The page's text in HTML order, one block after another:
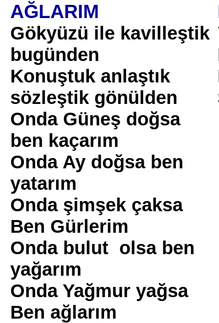
AĞLARIM
Gökyüzü ile kavilleştik
bugünden
Konuştuk anlaştık
sözleştik gönülden
Onda Güneş doğsa
ben kaçarım
Onda Ay doğsa ben
yatarım
Onda şimşek çaksa
Ben Gürlerim
Onda bulut olsa ben
yağarım
Onda Yağmur yağsa
Ben ağlarım